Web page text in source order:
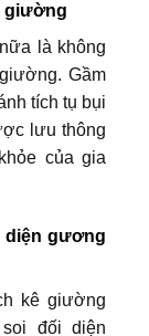
giường
là không
Gầm
tích tụ bụi
lưu thông
của gia
diện gương
kê giường
đối diện